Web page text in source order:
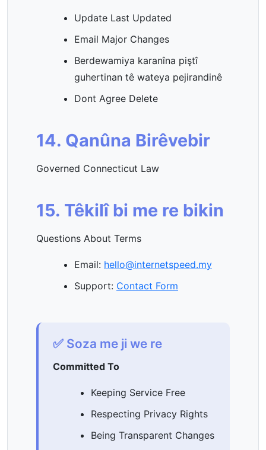
Update Last Updated
Email Major Changes
Berdewamiya karanîna piştî
guhertinan tê wateya pejirandinê
Dont Agree Delete
14. Qanûna Birêvebir
Governed Connecticut Law
15. Têkilî bi me re bikin
Questions About Terms
Email: hello@internetspeed.my
Support: Contact Form
✅ Soza me ji we re
Committed To
Keeping Service Free
Respecting Privacy Rights
Being Transparent Changes